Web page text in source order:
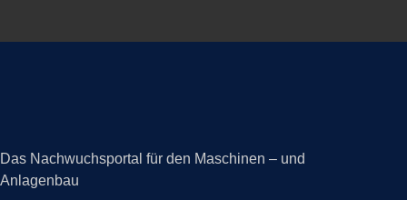
Das Nachwuchsportal für den Maschinen – und
Anlagenbau